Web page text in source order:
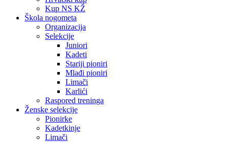
Kup NS KŽ
Škola nogometa
Organizacija
Selekcije
Juniori
Kadeti
Stariji pioniri
Mlađi pioniri
Limači
Karlići
Raspored treninga
Ženske selekcije
Pionirke
Kadetkinje
Limači